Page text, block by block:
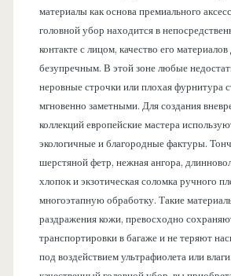
материалы как основа премиального
головной убор находится в
контакте с лицом, качество его
безупречным. В этой зоне любые
неровные строчки или плохая фурнитура
мгновенно заметными. Для создания
коллекций европейские мастера
экологичные и благородные фактуры.
шерстяной фетр, нежная ангора,
хлопок и экзотическая соломка ручного
многоэтапную обработку. Такие
раздражения кожи, превосходно
транспортировки в багаже и не теряют
под воздействием ультрафиолета или